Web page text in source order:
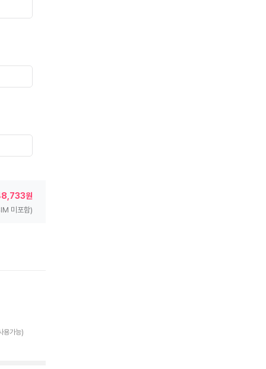
원
미포함)
용가능)